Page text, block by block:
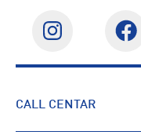
CALL CENTAR